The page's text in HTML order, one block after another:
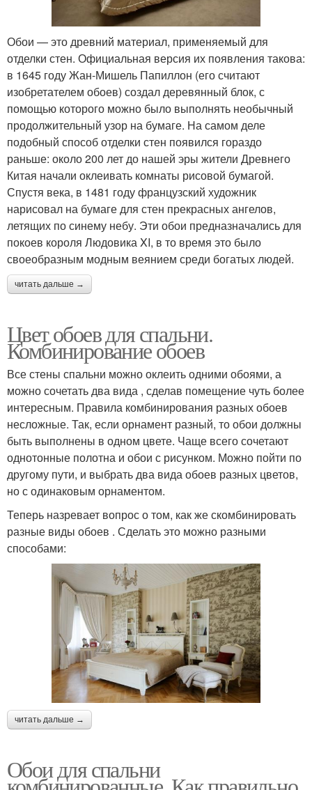
Обои — это древний материал, применяемый для
отделки стен. Официальная версия их появления такова:
в 1645 году Жан-Мишель Папиллон (его считают
изобретателем обоев) создал деревянный блок, с
помощью которого можно было выполнять необычный
продолжительный узор на бумаге. На самом деле
подобный способ отделки стен появился гораздо
раньше: около 200 лет до нашей эры жители Древнего
Китая начали оклеивать комнаты рисовой бумагой.
Спустя века, в 1481 году французский художник
нарисовал на бумаге для стен прекрасных ангелов,
летящих по синему небу. Эти обои предназначались для
покоев короля Людовика XI, в то время это было
своеобразным модным веянием среди богатых людей.
читать дальше →
Цвет обоев для спальни.
Комбинирование обоев
Все стены спальни можно оклеить одними обоями, а
можно сочетать два вида , сделав помещение чуть более
интересным. Правила комбинирования разных обоев
несложные. Так, если орнамент разный, то обои должны
быть выполнены в одном цвете. Чаще всего сочетают
однотонные полотна и обои с рисунком. Можно пойти по
другому пути, и выбрать два вида обоев разных цветов,
но с одинаковым орнаментом.
Теперь назревает вопрос о том, как же скомбинировать
разные виды обоев . Сделать это можно разными
способами:
читать дальше →
Обои для спальни